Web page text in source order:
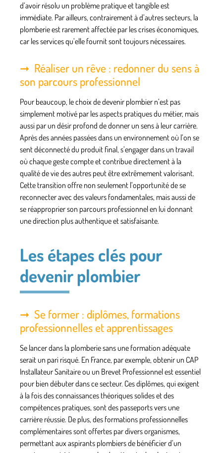
d’avoir résolu un problème pratique et tangible est
immédiate. Par ailleurs, contrairement à d’autres secteurs, la
plomberie est rarement affectée par les crises économiques,
car les services qu’elle fournit sont toujours nécessaires.
Réaliser un rêve : redonner du sens à
son parcours professionnel
Pour beaucoup, le choix de devenir plombier n’est pas
simplement motivé par les aspects pratiques du métier, mais
aussi par un désir profond de donner un sens à leur carrière.
Après des années passées dans un environnement où l’on se
sent déconnecté du produit final, s’engager dans un travail
où chaque geste compte et contribue directement à la
qualité de vie des autres peut être extrêmement valorisant.
Cette transition offre non seulement l’opportunité de se
reconnecter avec des valeurs fondamentales, mais aussi de
se réapproprier son parcours professionnel en lui donnant
une direction plus authentique et satisfaisante.
Les étapes clés pour
devenir plombier
Se former : diplômes, formations
professionnelles et apprentissages
Se lancer dans la plomberie sans une formation adéquate
serait un pari risqué. En France, par exemple, obtenir un CAP
Installateur Sanitaire ou un Brevet Professionnel est essentiel
pour bien débuter dans ce secteur. Ces diplômes, qui exigent
à la fois des connaissances théoriques solides et des
compétences pratiques, sont des passeports vers une
carrière réussie. De plus, des formations professionnelles
complémentaires sont offertes par divers organismes,
permettant aux aspirants plombiers de bénéficier d’un